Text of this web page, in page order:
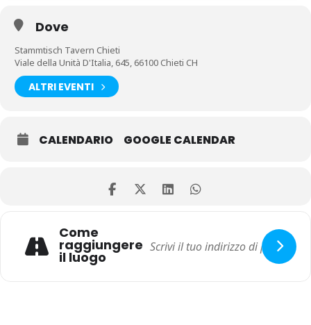
Dove
Stammtisch Tavern Chieti
Viale della Unità D'Italia, 645, 66100 Chieti CH
ALTRI EVENTI
CALENDARIO GOOGLE CALENDAR
Come
raggiungere
il luogo